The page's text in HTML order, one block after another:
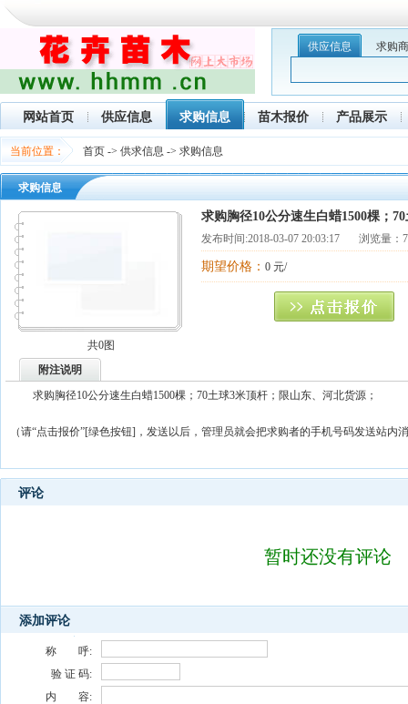
供应信息 求购
网站首页 供应信息 求购信息 苗木报价 产品展示
当前位置： 首页 -> 供求信息 -> 求购信息
求购信息
共0图
求购胸径10公分速生白蜡1500棵；
发布时间:2018-03-07 20:03:17 浏览量：
期望价格： 0 元/
附注说明
求购胸径10公分速生白蜡1500棵；70土球3米顶杆；限山东、河北货源；
（请“点击报价”[绿色按钮]，发送以后，管理员就会把求购者的手机号码发送站内
评论
暂时还没有评论
添加评论
称 呼:
验 证 码:
内 容: